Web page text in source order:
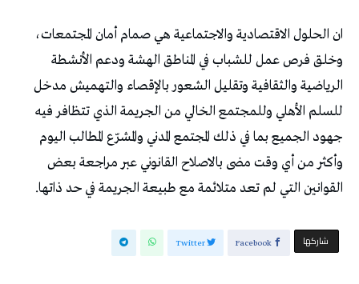
ان الحلول الاقتصادية والاجتماعية هي صمام أمان المجتمعات،
وخلق فرص عمل للشباب في المناطق الهشة ودعم الأنشطة
الرياضية والثقافية وتقليل الشعور بالإقصاء والتهميش مدخل
للسلم الأهلي وللمجتمع الخالي من الجريمة الذي تتظافر فيه
جهود الجميع بما في ذلك المجتمع المدني والمشرّع المطالب اليوم
وأكثر من أي وقت مضى بالاصلاح القانوني عبر مراجعة بعض
القوانين التي لم تعد متلائمة مع طبيعة الجريمة في حد ذاتها.
‫‫ شاركها‬ Facebook
Twitter